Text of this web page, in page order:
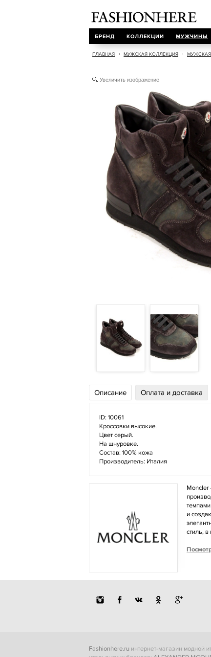
БРЕНД КОЛЛЕКЦИИ МУЖЧИНЫ
ГЛАВНАЯ МУЖСКАЯ КОЛЛЕКЦИЯ
Увеличить изображение
Описание Оплата и доставка
ID: 10061
Кроссовки высокие.
Цвет серый.
На шнуровке.
Состав: 100% кожа
Производитель: Италия
Moncler
и
стиль,
Fashionhere.ru интернет-магазин модной